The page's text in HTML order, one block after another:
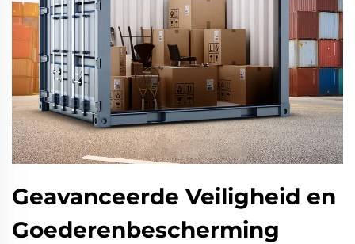
Geavanceerde Veiligheid en
Goederenbescherming